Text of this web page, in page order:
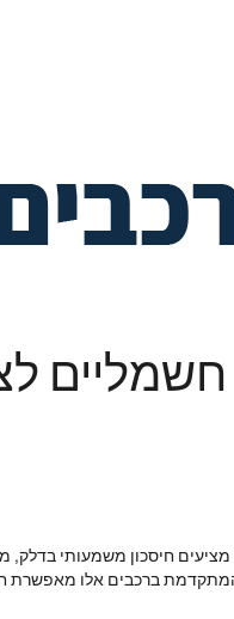
חיסכון משמעותי
ברכבים אלו מאפשרת